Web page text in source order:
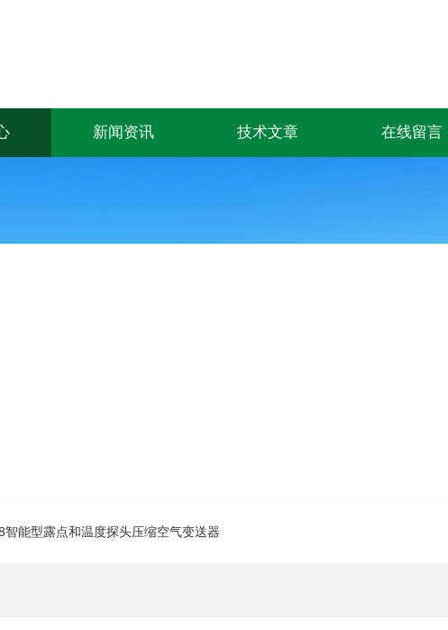
新闻资讯 技术文章 在线留言
能型露点和温度探头压缩空气变送器